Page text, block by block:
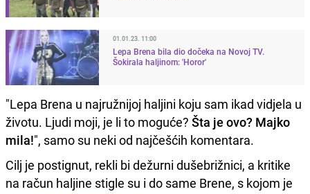
01.01.23. 11:00
Lepa Brena bila dio dočeka na Novoj TV.
Šokirala haljinom: 'Horor'
"Lepa Brena u najružnijoj haljini koju sam ikad vidjela u
životu. Ljudi moji, je li to moguće? Šta je ovo? Majko
mila!", samo su neki od najčešćih komentara.
Cilj je postignut, rekli bi dežurni dušebrižnici, a kritike
na račun haljine stigle su i do same Brene, s kojom je